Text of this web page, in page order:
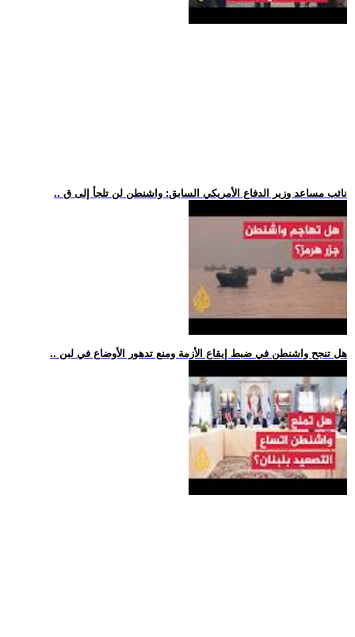
.. نائب مساعد وزير الدفاع الأمريكي السابق: واشنطن لن تلجأ إلى ق
.. هل تنجح واشنطن في ضبط إيقاع الأزمة ومنع تدهور الأوضاع في لبن